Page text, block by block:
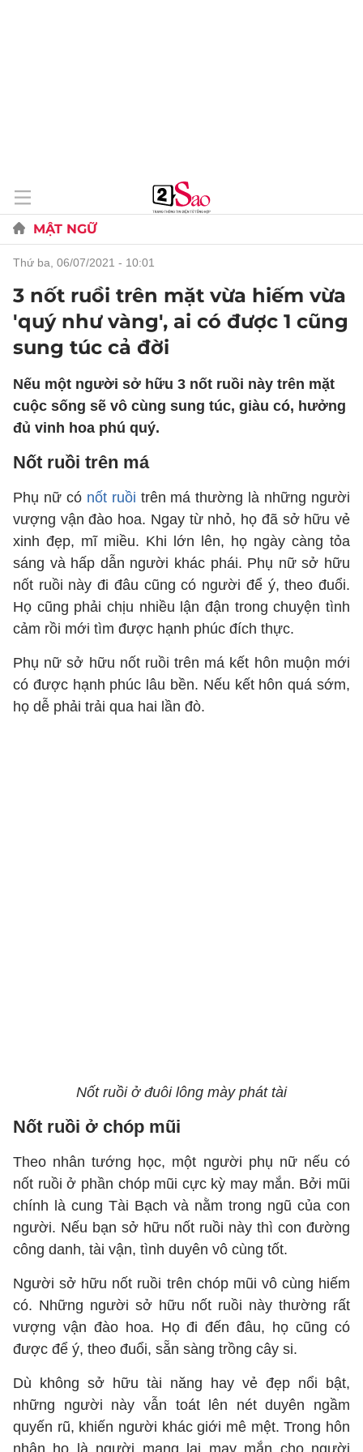
MẬT NGỮ
thứ ba, 06/07/2021 - 10:01
3 nốt ruồi trên mặt vừa hiếm vừa
'quý như vàng', ai có được 1 cũng
sung túc cả đời
Nếu một người sở hữu 3 nốt ruồi này trên mặt
cuộc sống sẽ vô cùng sung túc, giàu có, hưởng
đủ vinh hoa phú quý.
Nốt ruồi trên má
Phụ nữ có nốt ruồi trên má thường là những người
vượng vận đào hoa. Ngay từ nhỏ, họ đã sở hữu vẻ
xinh đẹp, mĩ miều. Khi lớn lên, họ ngày càng tỏa
sáng và hấp dẫn người khác phái. Phụ nữ sở hữu
nốt ruồi này đi đâu cũng có người để ý, theo đuổi.
Họ cũng phải chịu nhiều lận đận trong chuyện tình
cảm rồi mới tìm được hạnh phúc đích thực.
Phụ nữ sở hữu nốt ruồi trên má kết hôn muộn mới
có được hạnh phúc lâu bền. Nếu kết hôn quá sớm,
họ dễ phải trải qua hai lần đò.
Nốt ruồi ở đuôi lông mày phát tài
Nốt ruồi ở chóp mũi
Theo nhân tướng học, một người phụ nữ nếu có
nốt ruồi ở phần chóp mũi cực kỳ may mắn. Bởi mũi
chính là cung Tài Bạch và nằm trong ngũ của con
người. Nếu bạn sở hữu nốt ruồi này thì con đường
công danh, tài vận, tình duyên vô cùng tốt.
Người sở hữu nốt ruồi trên chóp mũi vô cùng hiếm
có. Những người sở hữu nốt ruồi này thường rất
vượng vận đào hoa. Họ đi đến đâu, họ cũng có
được để ý, theo đuổi, sẵn sàng trồng cây si.
Dù không sở hữu tài năng hay vẻ đẹp nổi bật,
những người này vẫn toát lên nét duyên ngầm
quyến rũ, khiến người khác giới mê mệt. Trong hôn
nhân họ là người mang lại may mắn cho người